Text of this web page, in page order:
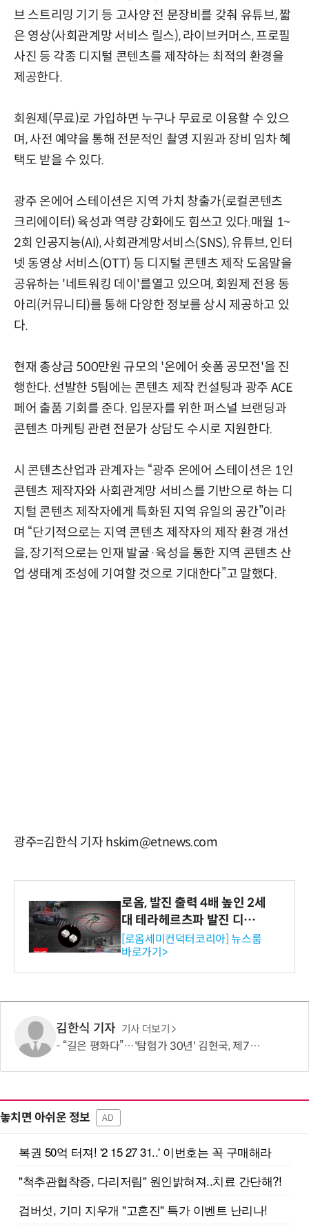
브 스트리밍 기기 등 고사양 전 문장비를 갖춰 유튜브, 짧
은 영상(사회관계망 서비스 릴스), 라이브커머스, 프로필
사진 등 각종 디지털 콘텐츠를 제작하는 최적의 환경을
제공한다.
회원제(무료)로 가입하면 누구나 무료로 이용할 수 있으
며, 사전 예약을 통해 전문적인 촬영 지원과 장비 임차 혜
택도 받을 수 있다.
광주 온에어 스테이션은 지역 가치 창출가(로컬콘텐츠
크리에이터) 육성과 역량 강화에도 힘쓰고 있다.매월 1~
2회 인공지능(AI), 사회관계망서비스(SNS), 유튜브, 인터
넷 동영상 서비스(OTT) 등 디지털 콘텐츠 제작 도움말을
공유하는 '네트워킹 데이'를열고 있으며, 회원제 전용 동
아리(커뮤니티)를 통해 다양한 정보를 상시 제공하고 있
다.
현재 총상금 500만원 규모의 '온에어 숏폼 공모전'을 진
행한다. 선발한 5팀에는 콘텐츠 제작 컨설팅과 광주 ACE
페어 출품 기회를 준다. 입문자를 위한 퍼스널 브랜딩과
콘텐츠 마케팅 관련 전문가 상담도 수시로 지원한다.
시 콘텐츠산업과 관계자는 “광주 온에어 스테이션은 1인
콘텐츠 제작자와 사회관계망 서비스를 기반으로 하는 디
지털 콘텐츠 제작자에게 특화된 지역 유일의 공간”이라
며 “단기적으로는 지역 콘텐츠 제작자의 제작 환경 개선
을, 장기적으로는 인재 발굴·육성을 통한 지역 콘텐츠 산
업 생태계 조성에 기여할 것으로 기대한다”고 말했다.
광주=김한식 기자 hskim@etnews.com
로옴, 발진 출력 4배 높인 2세
대 테라헤르츠파 발진 디바이
스 개발
[로옴세미컨덕터코리아] 뉴스룸
바로가기>
김한식 기자 기사 더보기
“길은 평화다”…'탐험가 30년' 김현국, 제7차 유라시아 대륙횡단 나선다
놓치면 아쉬운 정보 AD